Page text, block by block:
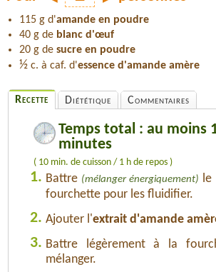
115 g d'amande en poudre
40 g de blanc d'œuf
20 g de sucre en poudre
½ c. à caf. d'essence d'amande amère
Recette Diététique Commentaires
Temps total : au moins
minutes
( 10 min. de cuisson / 1 h de repos )
1. Battre (mélanger énergiquement) le
fourchette pour les fluidifier.
2. Ajouter l'extrait d'amande
3. Battre légèrement à la
mélanger.